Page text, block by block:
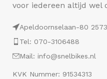
voor iedereen altijd wel
Apeldoornselaan-80
Tel: 070-3106488
Mail: info@snelbikes.nl
KVK Nummer: 91534313